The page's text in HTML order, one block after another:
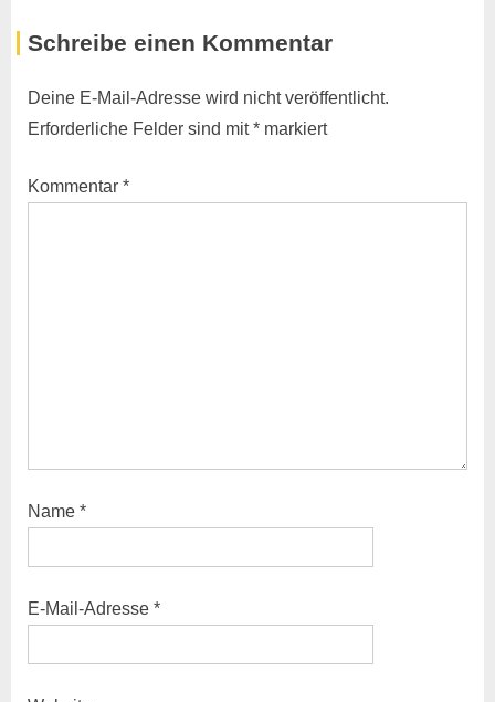
e
i
o
s
P
t
Schreibe einen Kommentar
Deine E-Mail-Adresse wird nicht veröffentlicht.
Erforderliche Felder sind mit* markiert
Kommentar *
Name *
E-Mail-Adresse *